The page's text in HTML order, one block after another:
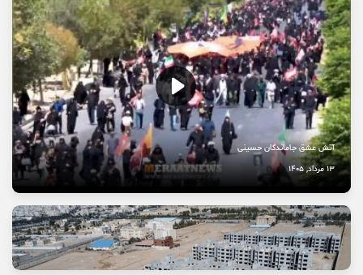
آتش عشق جاماندگان حسینی
13 مرداد, 1405